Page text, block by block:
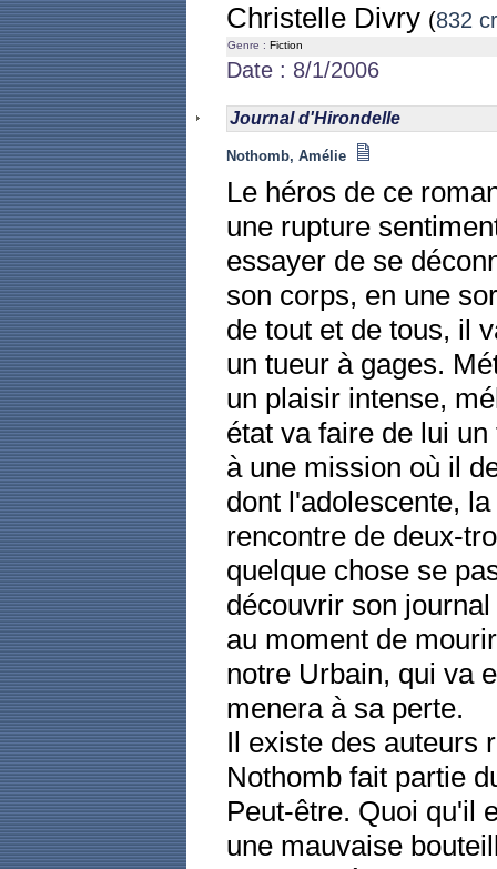
Christelle Divry (832
Genre : Fiction
Date : 8/1/2006
Journal d'Hirondelle
Nothomb, Amélie
Le héros de ce
une rupture
essayer de se
son corps, en une
de tout et de tous, il
un tueur à gages.
un plaisir intense,
état va faire de lui
à une mission où il
dont l'adolescente,
rencontre de deux-
quelque chose se
découvrir son
au moment de
notre Urbain, qui va
menera à sa perte.
Il existe des auteurs
Nothomb fait partie
Peut-être. Quoi qu'il
une mauvaise